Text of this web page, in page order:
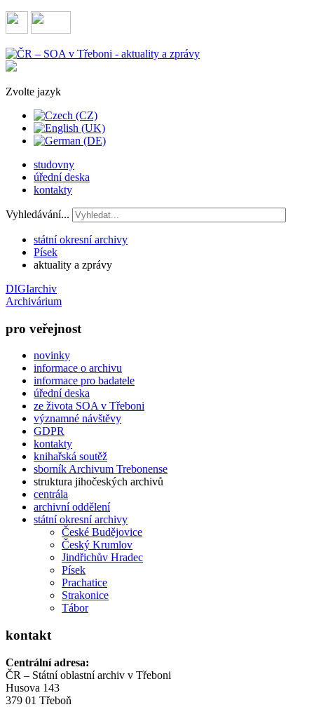
Zvolte jazyk
studovny
úřední deska
kontakty
Vyhledávání...
státní okresní archivy
Písek
aktuality a zprávy
DIGIarchiv
Archivárium
pro veřejnost
novinky
informace o archivu
informace pro badatele
úřední deska
ze života SOA v Třeboni
významné návštěvy
GDPR
kontakty
knihařská soutěž
sborník Archivum Trebonense
struktura jihočeských archivů
centrála
archivní oddělení
státní okresní archivy
České Budějovice
Český Krumlov
Jindřichův Hradec
Písek
Prachatice
Strakonice
Tábor
kontakt
Centrální adresa:
ČR – Státní oblastní archiv v Třeboni
Husova 143
379 01 Třeboň